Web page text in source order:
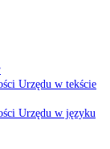
Urzędu w tekście
Urzędu w języku